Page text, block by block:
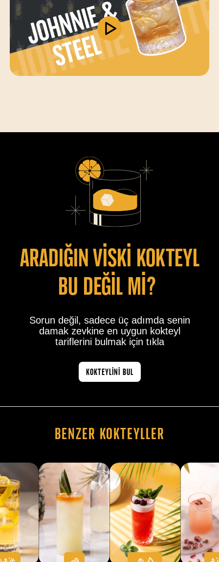
Aradiğin vİskİ kokteyl
bu değİl mİ?
Sorun değil, sadece üç adımda senin
damak zevkine en uygun kokteyl
tariflerini bulmak için tıkla
KOKTEYLİNİ BUL
Benzer Kokteyller